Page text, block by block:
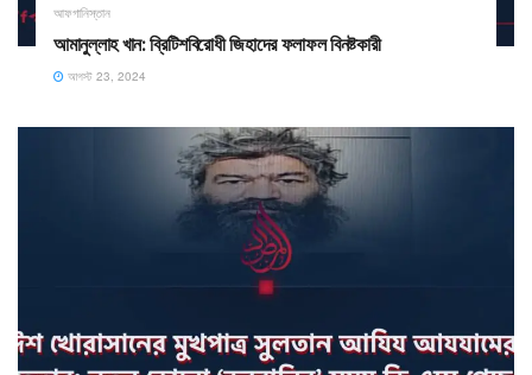
আফগানিস্তান
আমানুল্লাহ খান: ব্রিটিশবিরোধী জিহাদের ফলাফল বিনষ্টকারী
আগস্ট 23, 2024